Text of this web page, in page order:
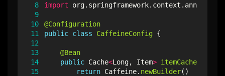
8
9
10
11
12
13
14
15
import
@Configuration
public class CaffeineConfig {
@Bean
public Cache<Long, Item> itemCache(){
return Caffeine. newBuilder()